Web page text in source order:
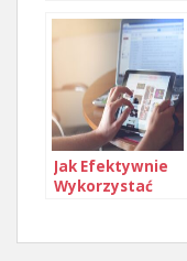
Marketingowych
Jak Efektywnie
Wykorzystać
Klientem